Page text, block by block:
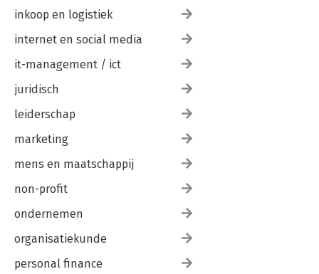
inkoop en logistiek
internet en social media
it-management / ict
juridisch
leiderschap
marketing
mens en maatschappij
non-profit
ondernemen
organisatiekunde
personal finance